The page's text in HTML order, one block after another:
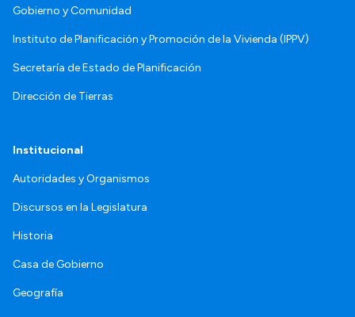
Gobierno y Comunidad
Instituto de Planificación y Promoción de la Vivienda (IPPV)
Secretaría de Estado de Planificación
Dirección de Tierras
Institucional
Autoridades y Organismos
Discursos en la Legislatura
Historia
Casa de Gobierno
Geografía